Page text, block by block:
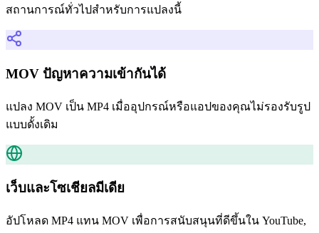
สถานการณ์ทั่วไปสำหรับการแปลงนี้
MOV ปัญหาความเข้ากันได้
แปลง MOV เป็น MP4 เมื่ออุปกรณ์หรือแอปของคุณไม่รองรับรูป
แบบดั้งเดิม
เว็บและโซเชียลมีเดีย
อัปโหลด MP4 แทน MOV เพื่อการสนับสนุนที่ดีขึ้นใน YouTube,